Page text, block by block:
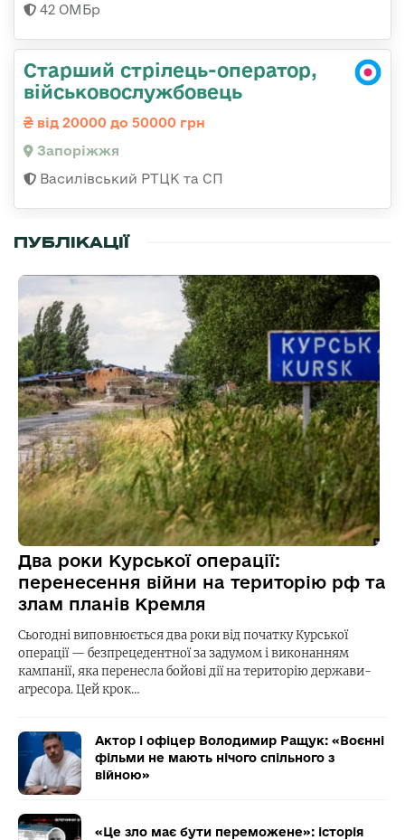
42 ОМБр
Старший стрілець-оператор,
військовослужбовець
від 20000 до 50000 грн
Запоріжжя
Василівський РТЦК та СП
ПУБЛІКАЦІЇ
Два роки Курської операції:
перенесення війни на територію рф та
злам планів Кремля
Сьогодні виповнюється два роки від початку Курської
операції — безпрецедентної за задумом і виконанням
кампанії, яка перенесла бойові дії на територію держави-
агресора. Цей крок…
Актор і офіцер Володимир Ращук: «Воєнні
фільми не мають нічого спільного з
війною»
«Це зло має бути переможене»: історія